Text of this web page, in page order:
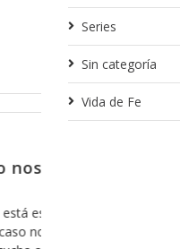
no
de
mostrarnos
Febrero
Series
Sin categoría
Vida de Fe